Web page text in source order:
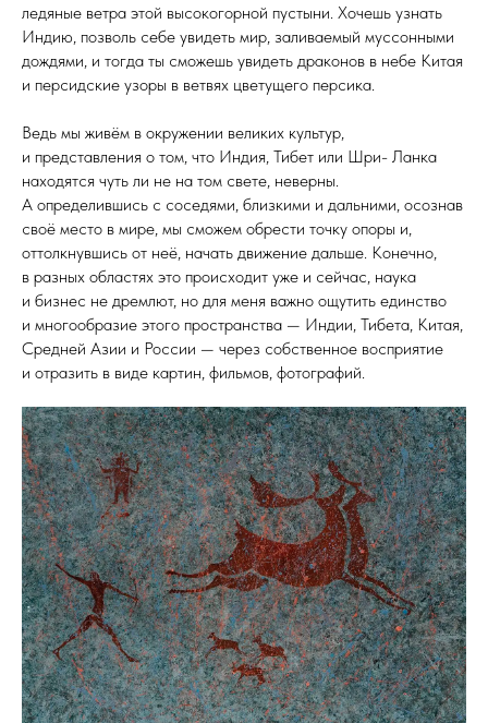
ледяные ветра этой высокогорной пустыни. Хочешь узнать
Индию, позволь себе увидеть мир, заливаемый муссонными
дождями, и тогда ты сможешь увидеть драконов в небе Китая
и персидские узоры в ветвях цветущего персика.
Ведь мы живём в окружении великих культур,
и представления о том, что Индия, Тибет или Шри- Ланка
находятся чуть ли не на том свете, неверны.
А определившись с соседями, близкими и дальними, осознав
своё место в мире, мы сможем обрести точку опоры и,
оттолкнувшись от неё, начать движение дальше. Конечно,
в разных областях это происходит уже и сейчас, наука
и бизнес не дремлют, но для меня важно ощутить единство
и многообразие этого пространства — Индии, Тибета, Китая,
Средней Азии и России — через собственное восприятие
и отразить в виде картин, фильмов, фотографий.